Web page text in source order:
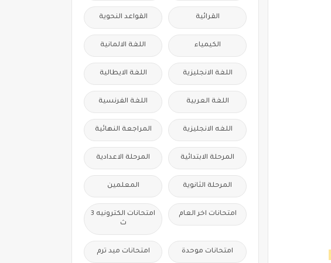
القرائية القواعد النحوية
الكيمياء اللغة الالمانية
اللغة الانجليزية اللغة الايطالية
اللغة العربية اللغة الفرنسية
اللغه الانجليزية المراجعة النهائية
المرحلة الابتدائية المرحلة الاعدادية
المرحلة الثانوية المعلمين
امتحانات اخر العام
امتحانات الكترونيه 3
ث
امتحانات موحدة امتحانات ميد ترم